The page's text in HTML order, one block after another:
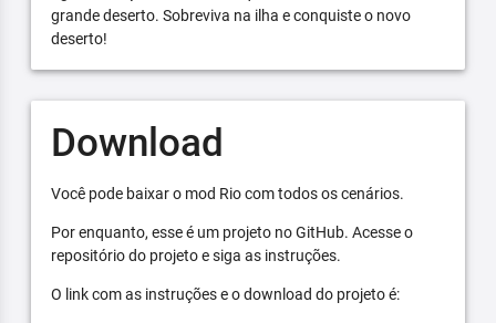
grande deserto. Sobreviva na ilha e conquiste o novo
deserto!
Download
Você pode baixar o mod Rio com todos os cenários.
Por enquanto, esse é um projeto no GitHub. Acesse o
repositório do projeto e siga as instruções.
O link com as instruções e o download do projeto é: